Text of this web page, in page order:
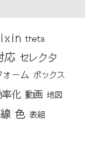
theta
応 セレクタ
ォーム ボックス
化 動画 地図
線 色 表組